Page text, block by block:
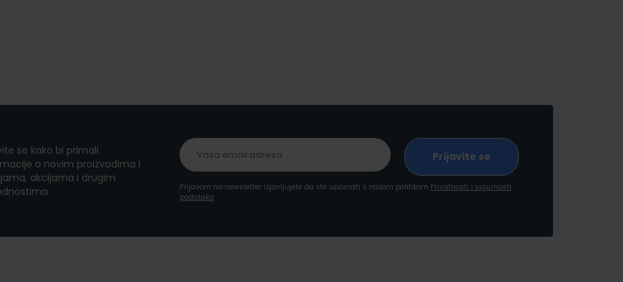
se kako bi primali
o novim proizvodima i
akcijama i drugim
Prijavom na newsletter izjavljujete da ste upoznati s našom politikom Privatnosti i sigurnosti
podataka